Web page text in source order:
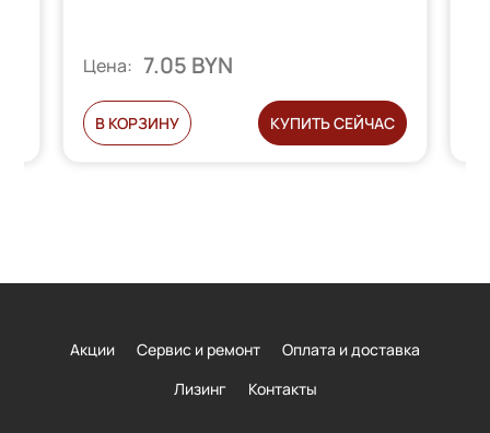
Цена: 7.05 BYN
В КОРЗИНУ КУПИТЬ СЕЙЧАС
Акции Сервис и ремонт
Оплата и доставка
Лизинг
Контакты